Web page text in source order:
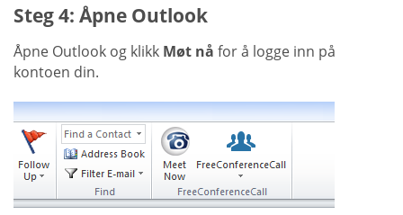
Steg 4: Åpne Outlook
Åpne Outlook og klikk Møt nå for å logge inn på
kontoen din.